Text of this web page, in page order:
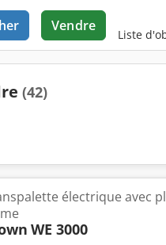
Vendre
Liste
(42)
électrique avec
WE 3000